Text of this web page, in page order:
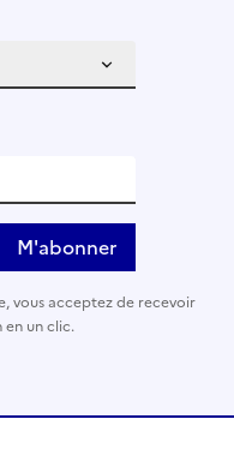
M'abonner
vous acceptez de recevoir
un clic.